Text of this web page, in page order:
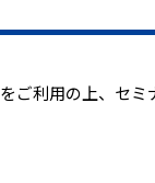
ご利用の上、セ